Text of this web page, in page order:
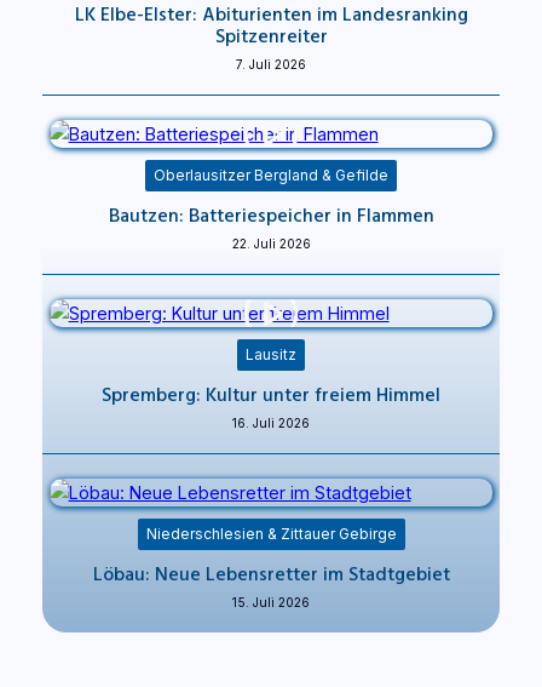
LK Elbe-Elster: Abiturienten im Landesranking
Spitzenreiter
7. Juli 2026
Oberlausitzer Bergland & Gefilde
Bautzen: Batteriespeicher in Flammen
22. Juli 2026
Lausitz
Spremberg: Kultur unter freiem Himmel
16. Juli 2026
Niederschlesien & Zittauer Gebirge
Löbau: Neue Lebensretter im Stadtgebiet
15. Juli 2026